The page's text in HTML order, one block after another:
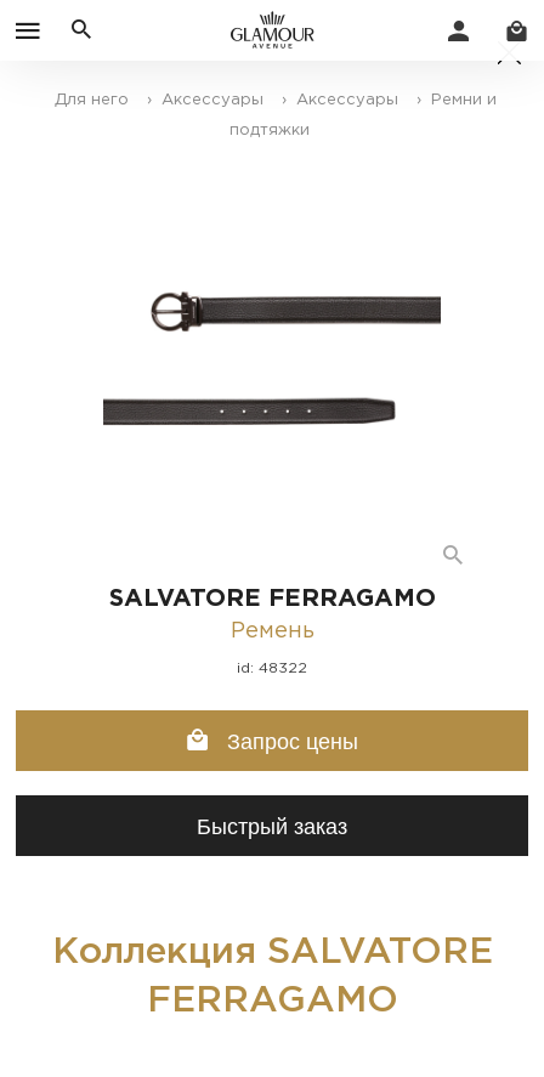
Для него › Аксессуары › Аксессуары › Ремни и
подтяжки
SALVATORE FERRAGAMO
Ремень
id: 48322
Запрос цены
Быстрый заказ
Коллекция SALVATORE
FERRAGAMO